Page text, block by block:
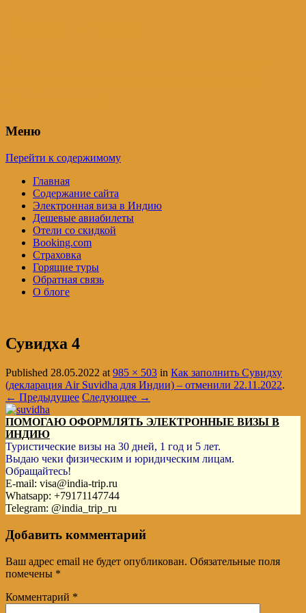
Меню
Перейти к содержимому
Главная
Содержание сайта
Электронная виза в Индию
Дешевые авиабилеты
Отели со скидкой
Booking.com
Страховка
Горящие туры
Обратная связь
О блоге
Сувидха 4
Published 28.05.2022 at 985 × 503 in Как заполнить Сувидху
(декларация Air Suvidha для Индии) – отменили 22.11.2022.
← Предыдущее Следующее →
ПОМОГАЮ ОФОРМЛЯТЬ ЭЛЕКТРОННЫЕ ВИЗЫ В
ИНДИЮ
Туристические визы на 30 дней, 1 год и 5 лет.
Выдаю чеки физическим и юридическим лицам.
Обращайтесь!
E-mail: visa@india-trip.ru
Whatsapp: +79171147744
Telegram: @india_trip_ru
Добавить комментарий
Ваш адрес email не будет опубликован. Обязательные поля
помечены *
Комментарий *